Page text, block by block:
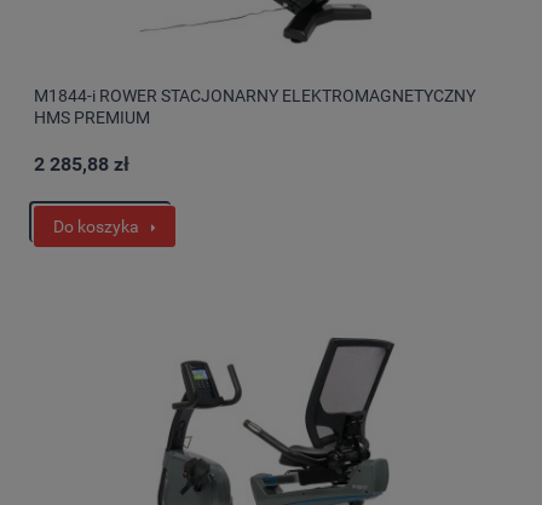
M1844-i ROWER STACJONARNY ELEKTROMAGNETYCZNY
HMS PREMIUM
2 285,88 zł
Do koszyka